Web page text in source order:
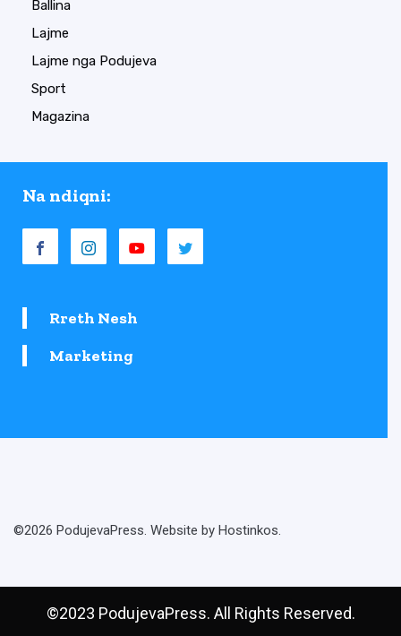
Ballina
Lajme
Lajme nga Podujeva
Sport
Magazina
Na ndiqni:
Rreth Nesh
Marketing
©2026 PodujevaPress. Website by Hostinkos.
©2023 PodujevaPress. All Rights Reserved.